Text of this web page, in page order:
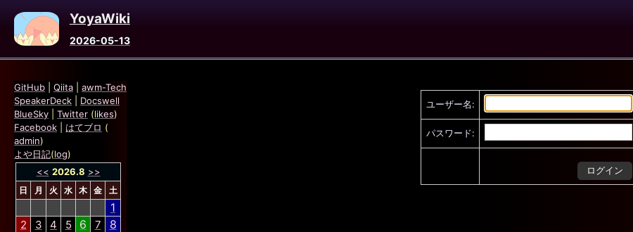
YoyaWiki
2026-05-13
ユーザー名:
パスワード:
GitHub Qiita
awm-Tech
SpeakerDeck
Docswell
BlueSky
Twitter (likes)
Facebook
はてブロ (
admin)
よや日記(log)
<< 2026.8 >>
日 月 火 水 木 金 土
1
2 3 4 5 6 7 8